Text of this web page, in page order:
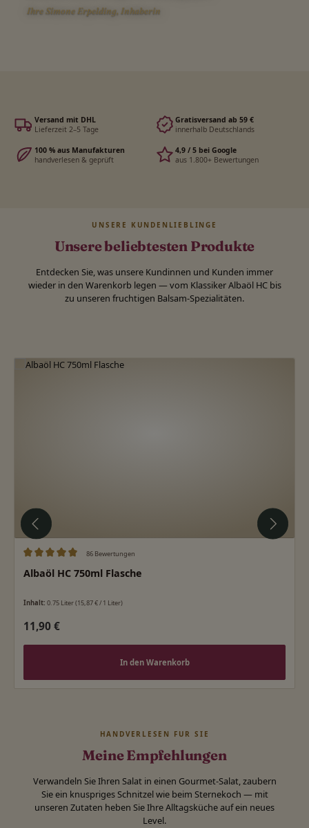
Ihre Simone Erpelding, Inhaberin
Versand mit DHL
Lieferzeit 2–5 Tage
Gratisversand ab 59 €
innerhalb Deutschlands
100 % aus Manufakturen
handverlesen & geprüft
4,9 / 5 bei Google
aus 1.800+ Bewertungen
Unsere beliebtesten Produkte
UNSERE KUNDENLIEBLINGE
Entdecken Sie, was unsere Kundinnen und Kunden immer
wieder in den Warenkorb legen — vom Klassiker Albaöl HC bis
zu unseren fruchtigen Balsam-Spezialitäten.
Produktgalerie überspringen
86 Bewertungen
Albaöl HC 750ml Flasche
Inhalt: 0.75 Liter(15,87 € / 1 Liter)
Regulärer Preis:
11,90 €
In den Warenkorb
Meine Empfehlungen
HANDVERLESEN FÜR SIE
Verwandeln Sie Ihren Salat in einen Gourmet-Salat, zaubern
Sie ein knuspriges Schnitzel wie beim Sternekoch — mit
unseren Zutaten heben Sie Ihre Alltagsküche auf ein neues
Level.